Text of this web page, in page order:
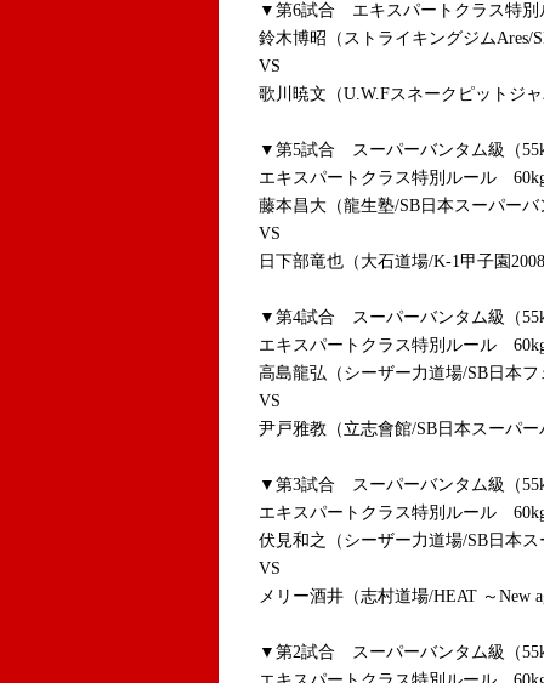
▼第6試合 エキスパートクラス特
鈴木博昭（ストライキングジムAres/
VS
歌川暁文（U.W.Fスネークピットジ
▼第5試合 スーパーバンタム級（
エキスパートクラス特別ルール
藤本昌大（龍生塾/SB日本スーパーバ
VS
日下部竜也（大石道場/K-1甲子園
▼第4試合 スーパーバンタム級（
エキスパートクラス特別ルール
高島龍弘（シーザー力道場/SB日本
VS
尹戸雅教（立志會館/SB日本スーパ
▼第3試合 スーパーバンタム級（
エキスパートクラス特別ルール
伏見和之（シーザー力道場/SB日本
VS
メリー酒井（志村道場/HEAT ～New
▼第2試合 スーパーバンタム級（